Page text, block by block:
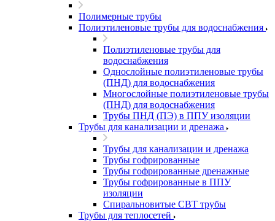
Полимерные трубы
Полиэтиленовые трубы для водоснабжения
Полиэтиленовые трубы для
водоснабжения
Однослойные полиэтиленовые трубы
(ПНД) для водоснабжения
Многослойные полиэтиленовые трубы
(ПНД) для водоснабжения
Трубы ПНД (ПЭ) в ППУ изоляции
Трубы для канализации и дренажа
Трубы для канализации и дренажа
Трубы гофрированные
Трубы гофрированные дренажные
Трубы гофрированные в ППУ
изоляции
Спиральновитые СВТ трубы
Трубы для теплосетей